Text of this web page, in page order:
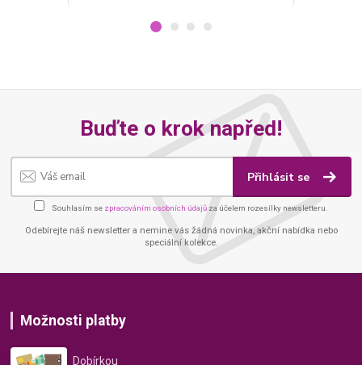
Buďte o krok napřed!
Přihlásit se
Souhlasím se zpracováním osobních údajů za účelem rozesílky newsletteru.
Odebírejte náš newsletter a nemine vás žádná novinka, akční nabídka nebo
speciální kolekce.
Možnosti platby
Dobírkou